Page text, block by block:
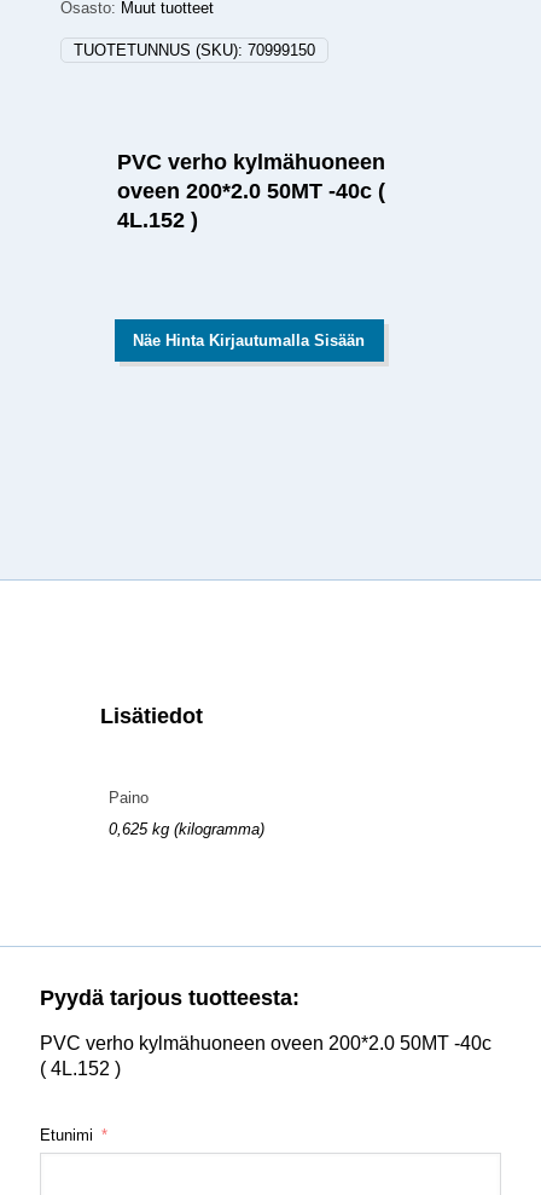
Osasto: Muut tuotteet
TUOTETUNNUS (SKU): 70999150
PVC verho kylmähuoneen
oveen 200*2.0 50MT -40c (
4L.152 )
Näe Hinta Kirjautumalla Sisään
Lisätiedot
Paino
0,625 kg (kilogramma)
Pyydä tarjous tuotteesta:
PVC verho kylmähuoneen oveen 200*2.0 50MT -40c
( 4L.152 )
Etunimi